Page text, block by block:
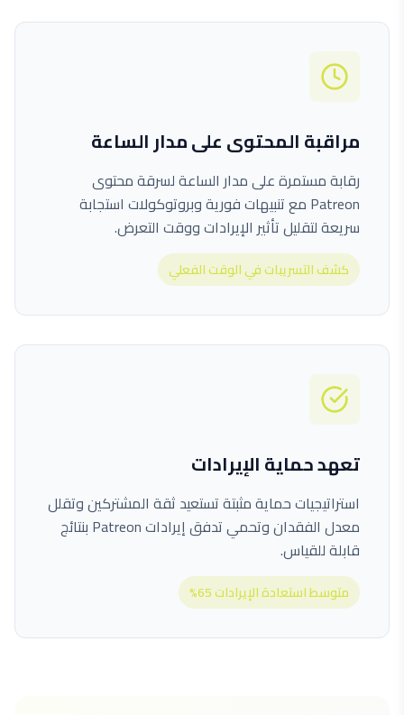
مراقبة المحتوى على مدار الساعة
رقابة مستمرة على مدار الساعة لسرقة محتوى
Patreon مع تنبيهات فورية وبروتوكولات استجابة
سريعة لتقليل تأثير الإيرادات ووقت التعرض.
كشف التسريبات في الوقت الفعلي
تعهد حماية الإيرادات
استراتيجيات حماية مثبتة تستعيد ثقة المشتركين وتقلل
معدل الفقدان وتحمي تدفق إيرادات Patreon بنتائج
قابلة للقياس.
متوسط استعادة الإيرادات 65%